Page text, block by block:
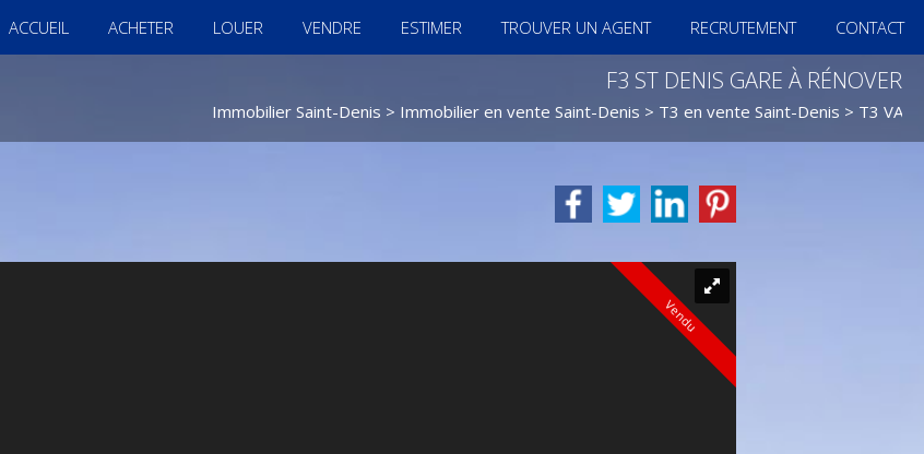
ACCUEIL ACHETER LOUER VENDRE ESTIMER TROUVER UN AGENT RECRUTEMENT CONTACT
F3 ST DENIS GARE À RÉNOVER
Immobilier Saint-Denis > Immobilier en vente Saint-Denis > T3 en vente Saint-Denis > T3
Vendu